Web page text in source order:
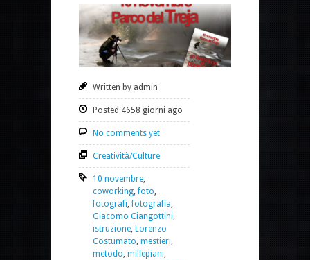
Written by admin
Posted 4658 giorni ago
No comments yet
Creatività/Culture
10 novembre,
coworking,foto,
fotografi,fotografia,
Giacomo Ciangottini,
istruzione, Lorenzo
Costumato, mestieri,
metodo, millepiani,